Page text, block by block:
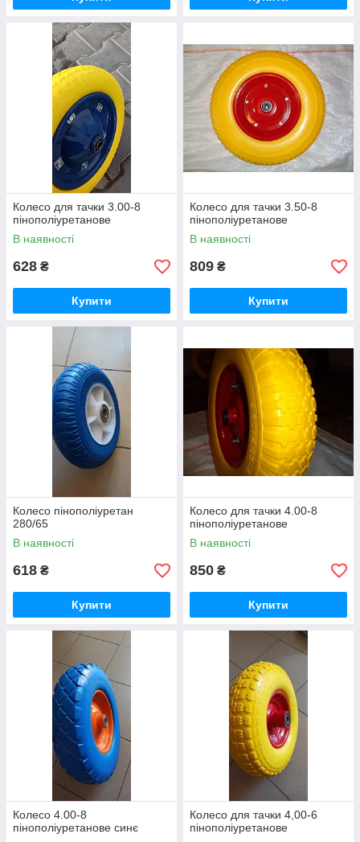
Колесо для тачки 3.00-8
пінополіуретанове
В наявності
628 ₴
Купити
Колесо для тачки 3.50-8
пінополіуретанове
В наявності
809 ₴
Купити
Колесо пінополіуретан
280/65
В наявності
618 ₴
Купити
Колесо для тачки 4.00-8
пінополіуретанове
В наявності
850 ₴
Купити
Колесо 4.00-8
пінополіуретанове синє
Колесо для тачки 4,00-6
пінополіуретанове